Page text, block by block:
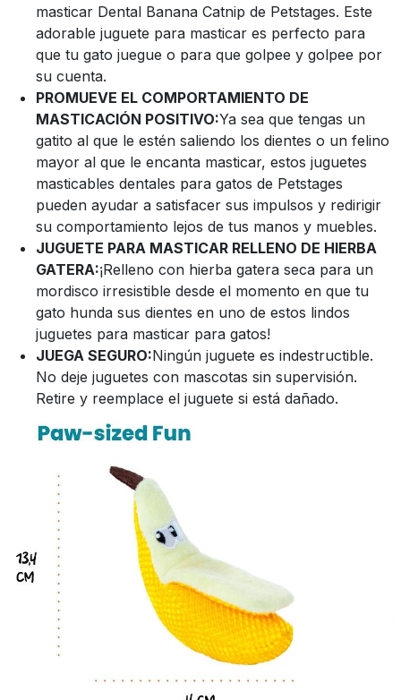
masticar Dental Banana Catnip de Petstages. Este
adorable juguete para masticar es perfecto para
que tu gato juegue o para que golpee y golpee por
su cuenta.
PROMUEVE EL COMPORTAMIENTO DE
MASTICACIÓN POSITIVO:Ya sea que tengas un
gatito al que le estén saliendo los dientes o un felino
mayor al que le encanta masticar, estos juguetes
masticables dentales para gatos de Petstages
pueden ayudar a satisfacer sus impulsos y redirigir
su comportamiento lejos de tus manos y muebles.
JUGUETE PARA MASTICAR RELLENO DE HIERBA
GATERA:¡Relleno con hierba gatera seca para un
mordisco irresistible desde el momento en que tu
gato hunda sus dientes en uno de estos lindos
juguetes para masticar para gatos!
JUEGA SEGURO:Ningún juguete es indestructible.
No deje juguetes con mascotas sin supervisión.
Retire y reemplace el juguete si está dañado.